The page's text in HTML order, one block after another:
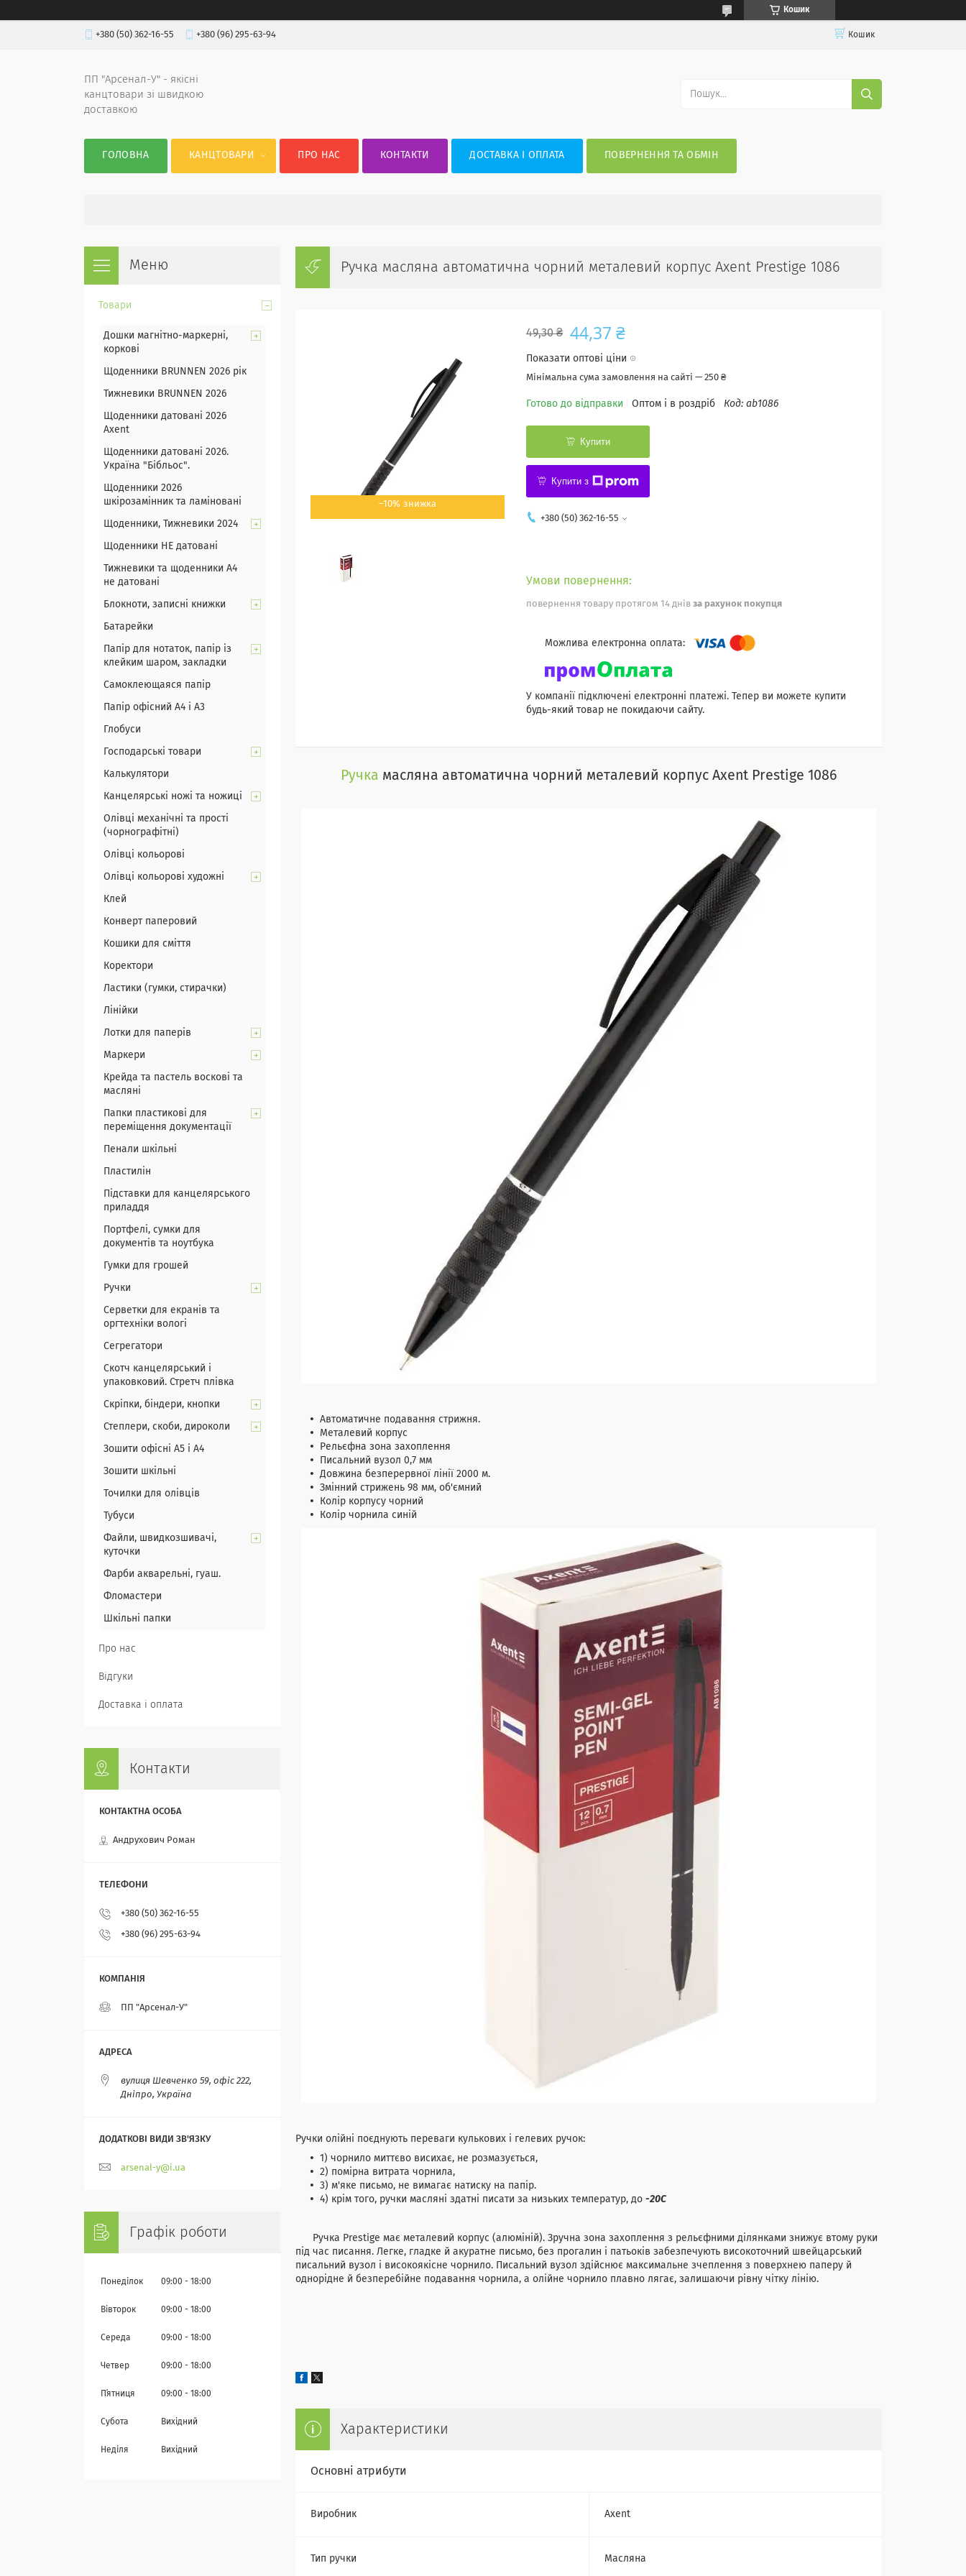
Кошик
+380 (50) 362-16-55 +380 (96) 295-63-94 Кошик
ПП "Арсенал-У" - якісні
канцтовари зі швидкою
доставкою
ГОЛОВНА КАНЦТОВАРИ ПРО НАС КОНТАКТИ ДОСТАВКА І ОПЛАТА ПОВЕРНЕННЯ ТА ОБМІН
Ручка масляна автоматична чорний металевий корпус Axent Prestige 1086
–10%
49,30 ₴ 44,37 ₴
Показати оптові ціни
Мінімальна сума замовлення на сайті — 250 ₴
Готово до відправки Оптом і в роздріб Код: ab1086
Купити
Купити з
+380 (50) 362-16-55
повернення товару протягом 14 днів за рахунок покупця
У компанії підключені електронні платежі. Тепер ви можете купити
будь-який товар не покидаючи сайту.
Ручка масляна автоматична чорний металевий корпус Axent Prestige 1086
Автоматичне подавання стрижня.
Металевий корпус
Рельєфна зона захоплення
Писальний вузол 0,7 мм
Довжина безперервної лінії 2000 м.
Змінний стрижень 98 мм, об'ємний
Колір корпусу чорний
Колір чорнила синій
Ручки олійні поєднують переваги кулькових і гелевих ручок:
1) чорнило миттєво висихає, не розмазується,
2) помірна витрата чорнила,
3) м'яке письмо, не вимагає натиску на папір.
4) крім того, ручки масляні здатні писати за низьких температур, до -20С
Ручка Prestige має металевий корпус (алюміній). Зручна зона захоплення з рельєфними ділянками знижує втому руки
під час писання. Легке, гладке й акуратне письмо, без прогалин і патьоків забезпечують високоточний швейцарський
писальний вузол і високоякісне чорнило. Писальний вузол здійснює максимальне зчеплення з поверхнею паперу й
однорідне й безперебійне подавання чорнила, а олійне чорнило плавно лягає, залишаючи рівну чітку лінію.
Характеристики
Основні атрибути
Виробник Axent
Тип ручки Масляна
Товари
Дошки магнітно-маркерні,
коркові
Щоденники BRUNNEN 2026 рік
Тижневики BRUNNEN 2026
Щоденники датовані 2026
Axent
Щоденники датовані 2026.
Україна "Бібльос".
Щоденники 2026
шкірозамінник та ламіновані
Щоденники, Тижневики 2024
Щоденники НЕ датовані
Тижневики та щоденники А4
не датовані
Блокноти, записні книжки
Батарейки
Папір для нотаток, папір із
клейким шаром, закладки
Самоклеющаяся папір
Папір офісний А4 і А3
Глобуси
Господарські товари
Калькулятори
Канцелярські ножі та ножиці
Олівці механічні та прості
(чорнографітні)
Олівці кольорові
Олівці кольорові художні
Клей
Конверт паперовий
Кошики для сміття
Коректори
Ластики (гумки, стирачки)
Лінійки
Лотки для паперів
Маркери
Крейда та пастель воскові та
масляні
Папки пластикові для
переміщення документації
Пенали шкільні
Пластилін
Підставки для канцелярського
приладдя
Портфелі, сумки для
документів та ноутбука
Гумки для грошей
Ручки
Серветки для екранів та
оргтехніки вологі
Сегрегатори
Скотч канцелярський і
упаковковий. Стретч плівка
Скріпки, біндери, кнопки
Степлери, скоби, дироколи
Зошити офісні А5 і А4
Зошити шкільні
Точилки для олівців
Тубуси
Файли, швидкозшивачі,
куточки
Фарби акварельні, гуаш.
Фломастери
Шкільні папки
Про нас
Відгуки
Доставка і оплата
Контакти
Андрухович Роман
+380 (50) 362-16-55
+380 (96) 295-63-94
ПП "Арсенал-У"
вулиця Шевченко 59, офіс 222,
Дніпро, Україна
arsenal-y@i.ua
Графік роботи
Понеділок 09:00 18:00
Вівторок 09:00 18:00
Середа 09:00 18:00
Четвер 09:00 18:00
Пʼятниця 09:00 18:00
Субота Вихідний
Неділя Вихідний